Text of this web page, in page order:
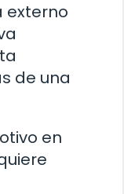
externo
de una
en